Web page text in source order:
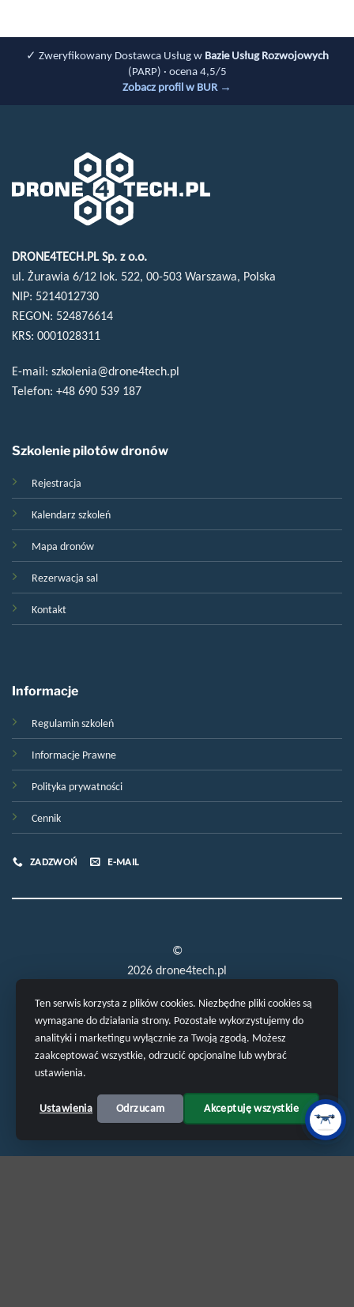
✓ Zweryfikowany Dostawca Usług w Bazie Usług Rozwojowych
(PARP) · ocena 4,5/5
Zobacz profil w BUR →
DRONE4TECH.PL Sp. z o.o.
ul. Żurawia 6/12 lok. 522, 00-503 Warszawa, Polska
NIP: 5214012730
REGON: 524876614
KRS: 0001028311
E-mail: szkolenia@drone4tech.pl
Telefon: +48 690 539 187
Szkolenie pilotów dronów
Rejestracja
Kalendarz szkoleń
Mapa dronów
Rezerwacja sal
Kontakt
Informacje
Regulamin szkoleń
Informacje Prawne
Polityka prywatności
Cennik
ZADZWOŃ E-MAIL
©
2026 drone4tech.pl
Ten serwis korzysta z plików cookies. Niezbędne pliki cookies są
wymagane do działania strony. Pozostałe wykorzystujemy do
analityki i marketingu wyłącznie za Twoją zgodą. Możesz
zaakceptować wszystkie, odrzucić opcjonalne lub wybrać
ustawienia.
Ustawienia Odrzucam Akceptuję wszystkie